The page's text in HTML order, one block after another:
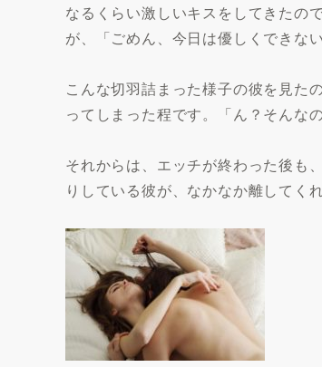
なるくらい激しいキスをしてきたの
が、「ごめん、今日は優しくできな
こんな切羽詰まった様子の彼を見た
ってしまった程です。「ん？そんな
それからは、エッチが終わった後も
りしている彼が、なかなか離してく